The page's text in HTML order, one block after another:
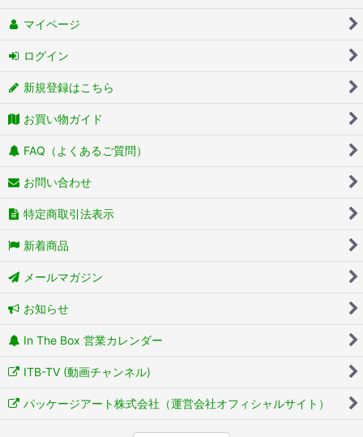
マイページ
ログイン
新規登録はこちら
お買い物ガイド
FAQ（よくあるご質問）
お問い合わせ
特定商取引法表示
新着商品
メールマガジン
お知らせ
In The Box 営業カレンダー
ITB-TV (動画チャンネル)
パッケージアート株式会社（運営会社オフィシャルサイト）